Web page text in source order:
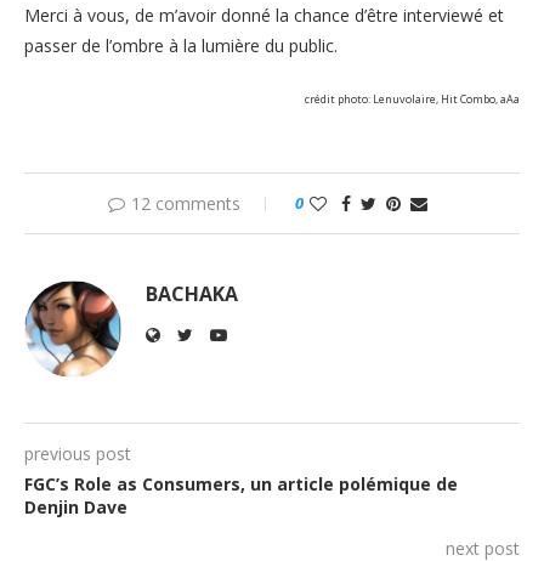
Merci à vous, de m’avoir donné la chance d’être interviewé et
passer de l’ombre à la lumière du public.
crédit photo: Lenuvolaire, Hit Combo, aAa
12 comments 0
BACHAKA
previous post
FGC’s Role as Consumers, un article polémique de
Denjin Dave
next post